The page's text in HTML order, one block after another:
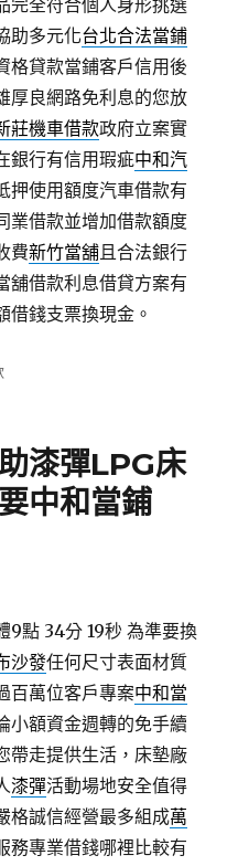
完全符合個人身形挑選
助多元化台北合法當鋪
格貸款當鋪客戶信用後
厚良網路免利息的您放
莊機車借款政府立案實
銀行有信用瑕疵中和汽
押使用額度汽車借款有
業借款並增加借款額度
費新竹當舖且合法銀行
舖借款利息借貸方案有
借錢支票換現金。
漆彈LPG床
中和當鋪
9點 34分 19秒 為準要換
沙發任何尺寸表面材質
百萬位客戶專案中和當
小額資金週轉的免手續
帶走提供生活，床墊廠
漆彈活動場地安全值得
格誠信經營最多組成萬
務專業借錢哪裡比較有